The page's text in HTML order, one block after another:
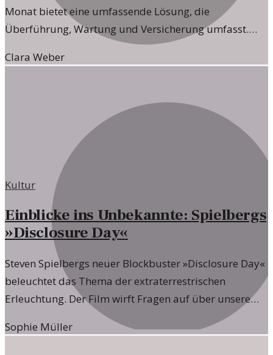
Monat bietet eine umfassende Lösung, die
Überführung, Wartung und Versicherung umfasst.
Dieses Angebot spricht besonders Unternehmen an,
die nach flexiblen Mobilitätslösungen suchen.
Clara Weber
Kultur
Einblicke ins Unbekannte: Spielbergs
»Disclosure Day«
Steven Spielbergs neuer Blockbuster »Disclosure Day«
beleuchtet das Thema der extraterrestrischen
Erleuchtung. Der Film wirft Fragen auf über unsere
Wahrnehmung von Realität und Spiritualität.
Sophie Müller